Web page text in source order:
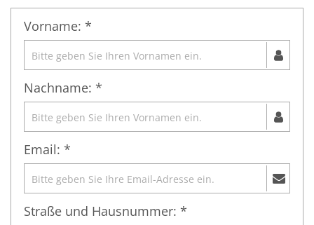
Vorname: *
Nachname: *
Email: *
Straße und Hausnummer: *